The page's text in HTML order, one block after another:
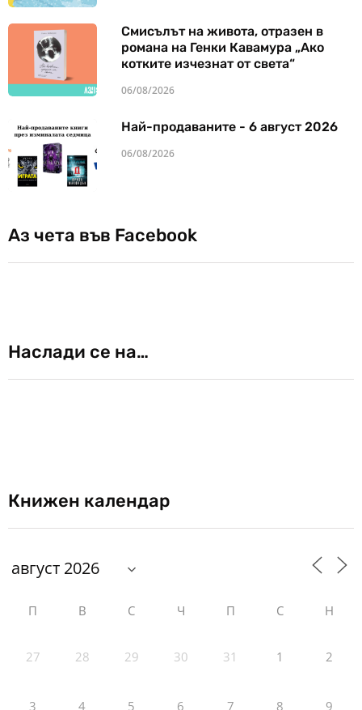
Смисълът на живота, отразен в
романа на Генки Кавамура „Ако
котките изчезнат от света“
06/08/2026
Най-продаваните - 6 август 2026
06/08/2026
Аз чета във Facebook
Наслади се на…
Книжен календар
П В С Ч П С Н
27 28 29 30 31 1 2
3 4 5 6 7 8 9